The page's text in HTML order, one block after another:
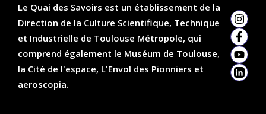
Le Quai des Savoirs est un établissement de la
Direction de la Culture Scientifique, Technique
et Industrielle de Toulouse Métropole, qui
comprend également le Muséum de Toulouse,
la Cité de l'espace, L'Envol des Pionniers et
aeroscopia.